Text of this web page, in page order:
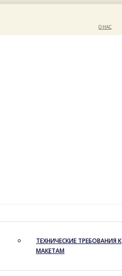
О НАС
ТЕХНИЧЕСКИЕ ТРЕБОВАНИЯ К
МАКЕТАМ